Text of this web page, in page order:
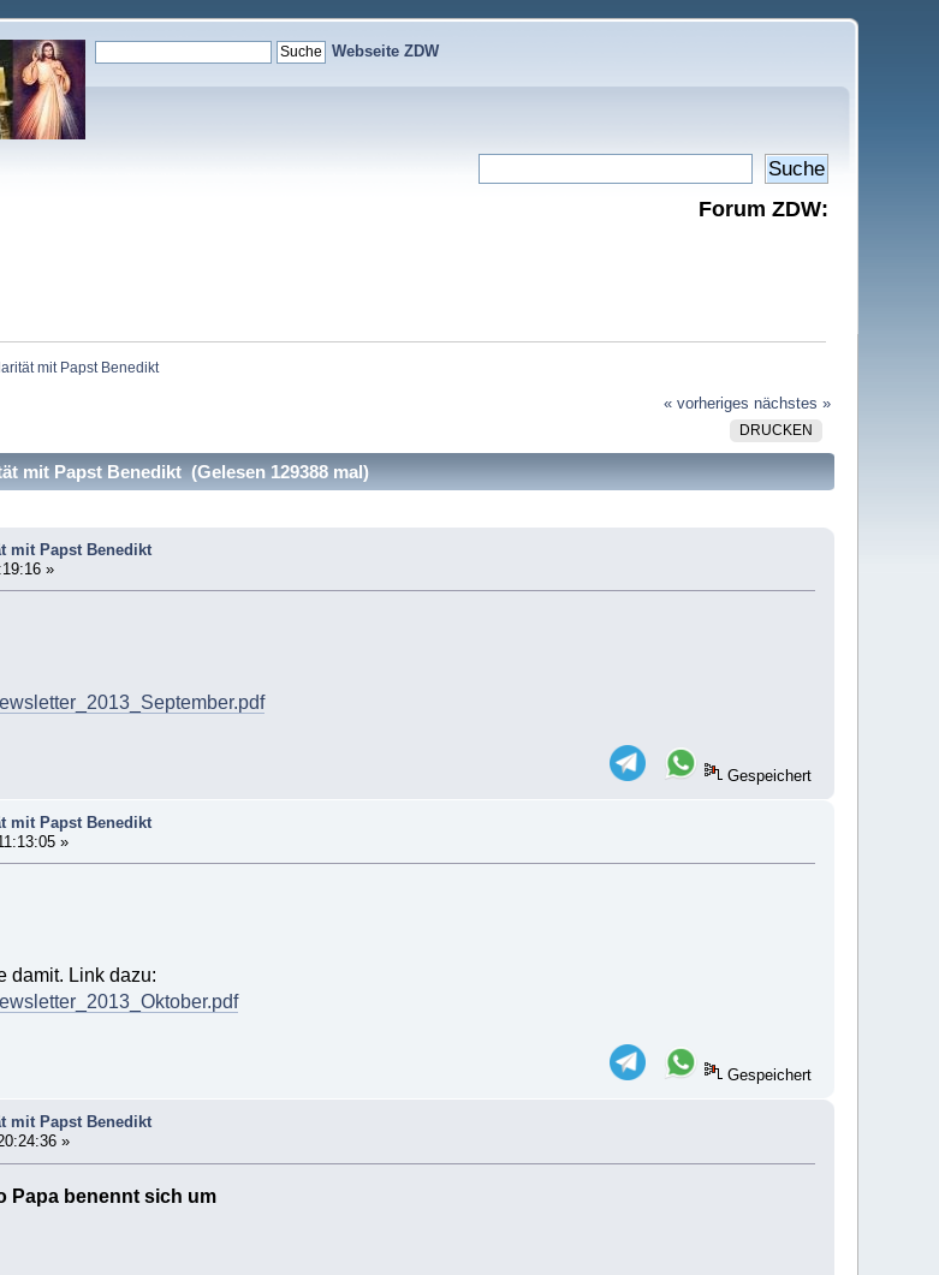
Webseite ZDW
Forum ZDW:
mit Papst Benedikt
« vorheriges nächstes »
DRUCKEN
mit Papst Benedikt (Gelesen 129388 mal)
mit Papst Benedikt
»
Gespeichert
mit Papst Benedikt
»
damit. Link dazu:
Gespeichert
mit Papst Benedikt
»
Papa benennt sich um